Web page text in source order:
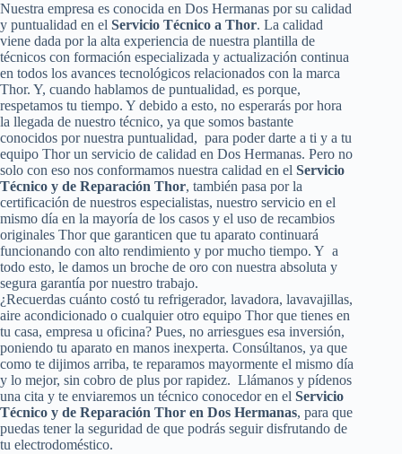
Nuestra empresa es conocida en Dos Hermanas por su calidad
y puntualidad en el Servicio Técnico a Thor. La calidad
viene dada por la alta experiencia de nuestra plantilla de
técnicos con formación especializada y actualización continua
en todos los avances tecnológicos relacionados con la marca
Thor. Y, cuando hablamos de puntualidad, es porque,
respetamos tu tiempo. Y debido a esto, no esperarás por hora
la llegada de nuestro técnico, ya que somos bastante
conocidos por nuestra puntualidad, para poder darte a ti y a tu
equipo Thor un servicio de calidad en Dos Hermanas. Pero no
solo con eso nos conformamos nuestra calidad en el Servicio
Técnico y de Reparación Thor, también pasa por la
certificación de nuestros especialistas, nuestro servicio en el
mismo día en la mayoría de los casos y el uso de recambios
originales Thor que garanticen que tu aparato continuará
funcionando con alto rendimiento y por mucho tiempo. Y a
todo esto, le damos un broche de oro con nuestra absoluta y
segura garantía por nuestro trabajo.
¿Recuerdas cuánto costó tu refrigerador, lavadora, lavavajillas,
aire acondicionado o cualquier otro equipo Thor que tienes en
tu casa, empresa u oficina? Pues, no arriesgues esa inversión,
poniendo tu aparato en manos inexperta. Consúltanos, ya que
como te dijimos arriba, te reparamos mayormente el mismo día
y lo mejor, sin cobro de plus por rapidez. Llámanos y pídenos
una cita y te enviaremos un técnico conocedor en el Servicio
Técnico y de Reparación Thor en Dos Hermanas, para que
puedas tener la seguridad de que podrás seguir disfrutando de
tu electrodoméstico.